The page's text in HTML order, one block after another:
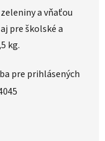
a vňaťou
pre školské a
kg.
pre prihlásených